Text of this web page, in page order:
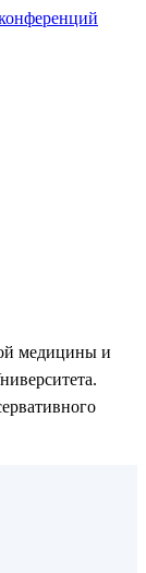
медицины и